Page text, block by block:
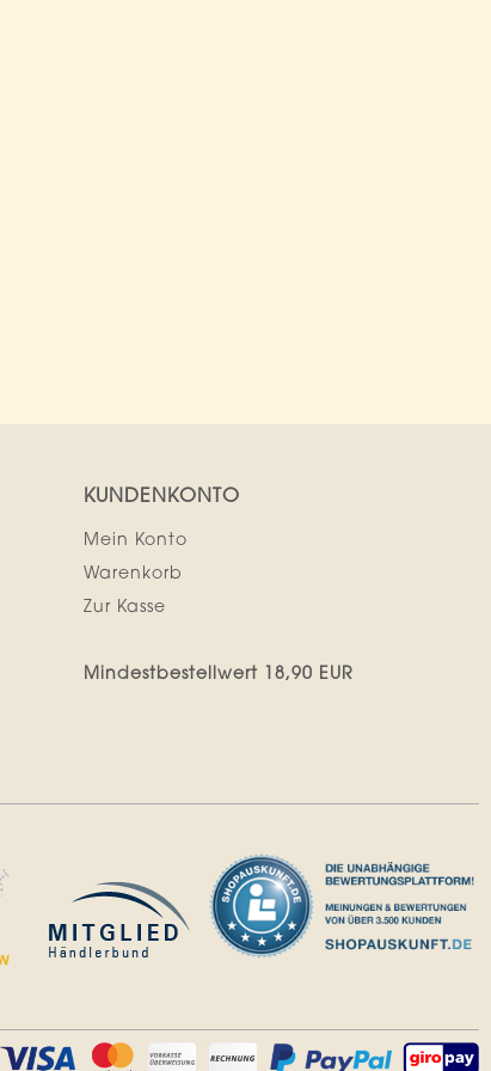
KUNDENKONTO
Mein Konto
Warenkorb
Zur Kasse
Mindestbestellwert 18,90 EUR